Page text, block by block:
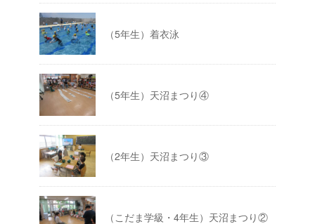
（5年生）着衣泳
（5年生）天沼まつり④
（2年生）天沼まつり③
（こだま学級・4年生）天沼まつり②